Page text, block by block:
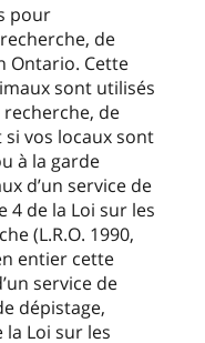
pour
de
Ontario. Cette
sont utilisés
recherche, de
vos locaux sont
à la garde
d’un service de
4 de la Loi sur les
(L.R.O. 1990,
entier cette
service de
dépistage,
la Loi sur les